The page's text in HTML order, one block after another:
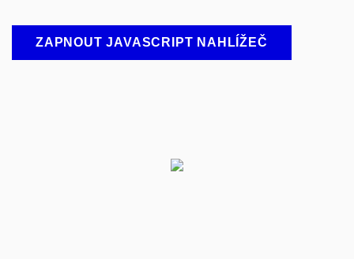
ZAPNOUT JAVASCRIPT NAHLÍŽEČ